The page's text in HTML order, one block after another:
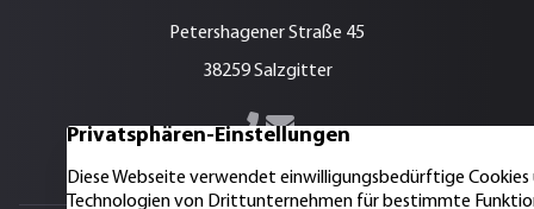
Petershagener Straße 45
38259 Salzgitter
05341 – 2884611
E-Mail senden